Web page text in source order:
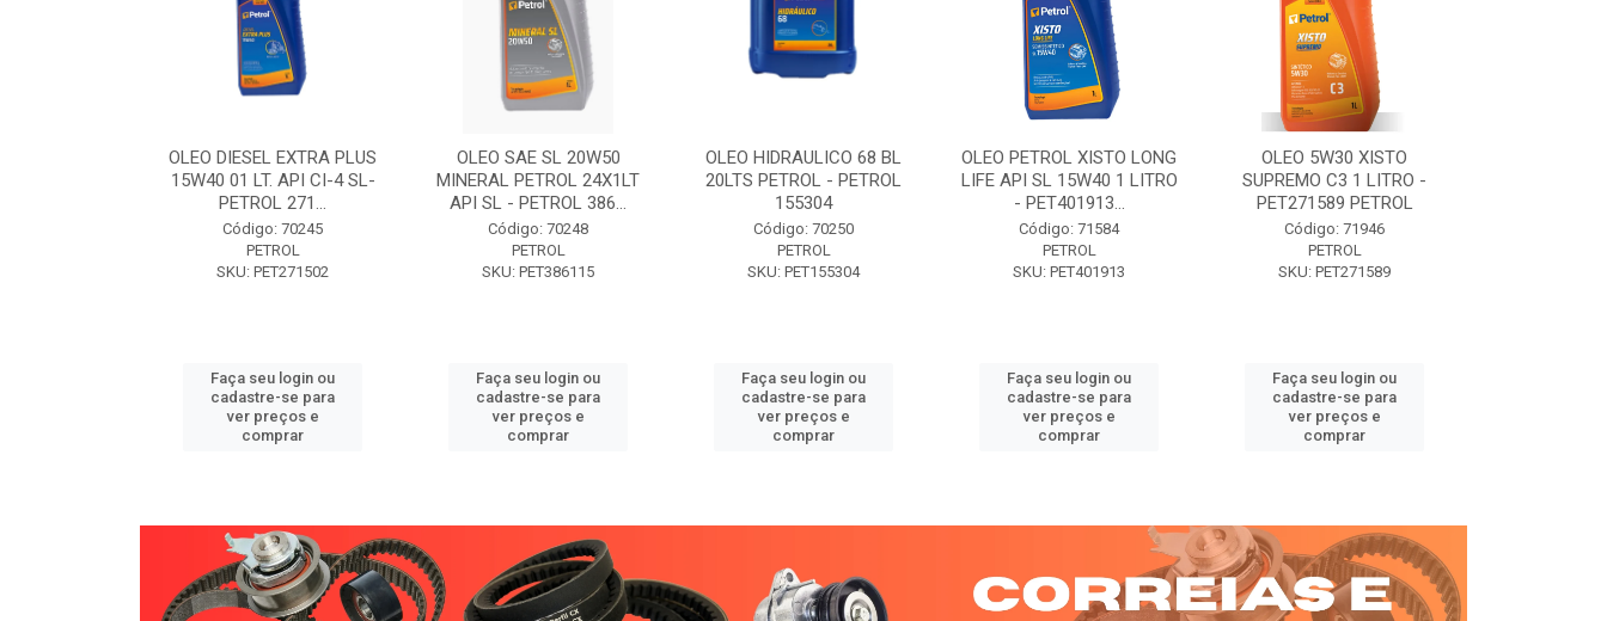
OLEO DIESEL EXTRA PLUS
15W40 01 LT. API CI-4 SL-
PETROL 271...
Código: 70245
PETROL
SKU: PET271502
Faça seu login ou
cadastre-se para
ver preços e
comprar
OLEO SAE SL 20W50
MINERAL PETROL 24X1LT
API SL - PETROL 386...
Código: 70248
PETROL
SKU: PET386115
Faça seu login ou
cadastre-se para
ver preços e
comprar
OLEO HIDRAULICO 68 BL
20LTS PETROL - PETROL
155304
Código: 70250
PETROL
SKU: PET155304
Faça seu login ou
cadastre-se para
ver preços e
comprar
OLEO PETROL XISTO LONG
LIFE API SL 15W40 1 LITRO
- PET401913...
Código: 71584
PETROL
SKU: PET401913
Faça seu login ou
cadastre-se para
ver preços e
comprar
OLEO 5W30 XISTO
SUPREMO C3 1 LITRO -
PET271589 PETROL
Código: 71946
PETROL
SKU: PET271589
Faça seu login ou
cadastre-se para
ver preços e
comprar